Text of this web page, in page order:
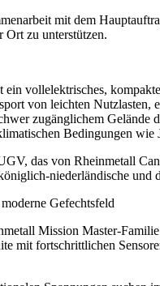
mit dem
Ort zu unterstützen.
vollelektrisches,
von leichten Nutzlasten,
zugänglichem Gelände
Bedingungen wie
das von Rheinmetall
niederländische
Gefechtsfeld
Mission Master-
mit fortschrittlichen